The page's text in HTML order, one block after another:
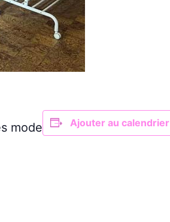
mode
Ajouter au calendrier